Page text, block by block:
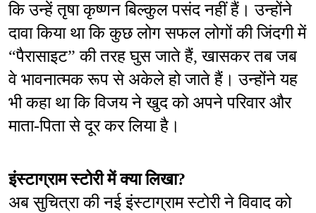
कि उन्हें तृषा कृष्णन बिल्कुल पसंद नहीं हैं। उन्होंने
दावा किया था कि कुछ लोग सफल लोगों की जिंदगी में
“पैरासाइट” की तरह घुस जाते हैं, खासकर तब जब
वे भावनात्मक रूप से अकेले हो जाते हैं। उन्होंने यह
भी कहा था कि विजय ने खुद को अपने परिवार और
माता-पिता से दूर कर लिया है।
इंस्टाग्राम स्टोरी में क्या लिखा?
अब सुचित्रा की नई इंस्टाग्राम स्टोरी ने विवाद को